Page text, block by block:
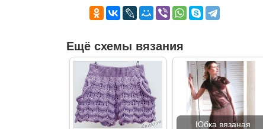
Ещё схемы вязания
Юбка вязаная